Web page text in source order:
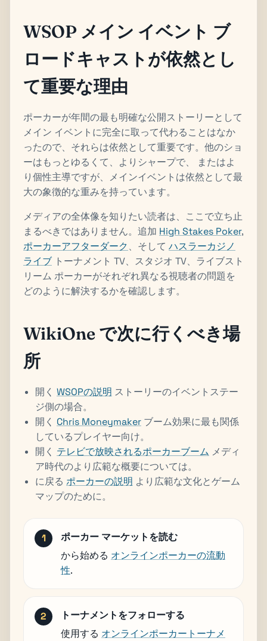
WSOP メイン イベント ブ
ロードキャストが依然とし
て重要な理由
ポーカーが年間の最も明確な公開ストーリーとして
メイン イベントに完全に取って代わることはなか
ったので、それらは依然として重要です。他のショ
ーはもっとゆるくて、よりシャープで、 またはよ
り個性主導ですが、メインイベントは依然として最
大の象徴的な重みを持っています。
メディアの全体像を知りたい読者は、ここで立ち止
まるべきではありません。追加 High Stakes Poker,
ポーカーアフターダーク、そして ハスラーカジノ
ライブ トーナメント TV、スタジオ TV、ライブスト
リーム ポーカーがそれぞれ異なる視聴者の問題を
どのように解決するかを確認します。
WikiOne で次に行くべき場
所
開く WSOPの説明 ストーリーのイベントステー
ジ側の場合。
開く Chris Moneymaker ブーム効果に最も関係
しているプレイヤー向け。
開く テレビで放映されるポーカーブーム メディ
ア時代のより広範な概要については。
に戻る ポーカーの説明 より広範な文化とゲーム
マップのために。
ポーカー マーケットを読む
から始める オンラインポーカーの流動
性.
トーナメントをフォローする
使用する オンラインポーカートーナメ